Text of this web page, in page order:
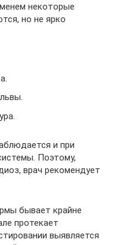
некоторые
но не ярко
и при
Поэтому,
врач рекомендует
бывает крайне
протекает
выявляется